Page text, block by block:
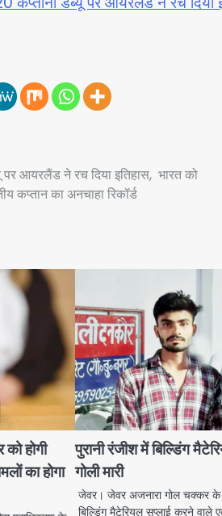
आयरलैंड ने रच दिया इतिहास, भारत को
कप्तान का अनचाहा रिकॉर्ड
होगी
का होगा
पुरानी रंजीश में बिल्डिंग
गोली मारी
जेवर। जेवर अजनारा गोल चक्कर के
बिल्डिंग मैटेरियल सप्लाई करने वाले